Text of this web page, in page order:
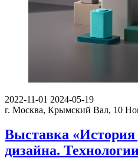
2022-11-01 2024-05-19
г. Москва, Крымский Вал, 10
Выставка «История
дизайна.